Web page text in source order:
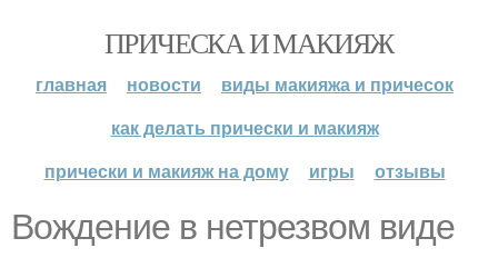
ПРИЧЕСКА И МАКИЯЖ
главная новости
виды макияжа и причесок
как делать прически и макияж
прически и макияж на дому
игры отзывы
Вождение в нетрезвом виде